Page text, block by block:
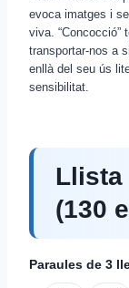
evoca imatges i
viva. “Concocció”
transportar-nos a
enllà del seu ús
sensibilitat.
Llista
(130
Paraules de 3